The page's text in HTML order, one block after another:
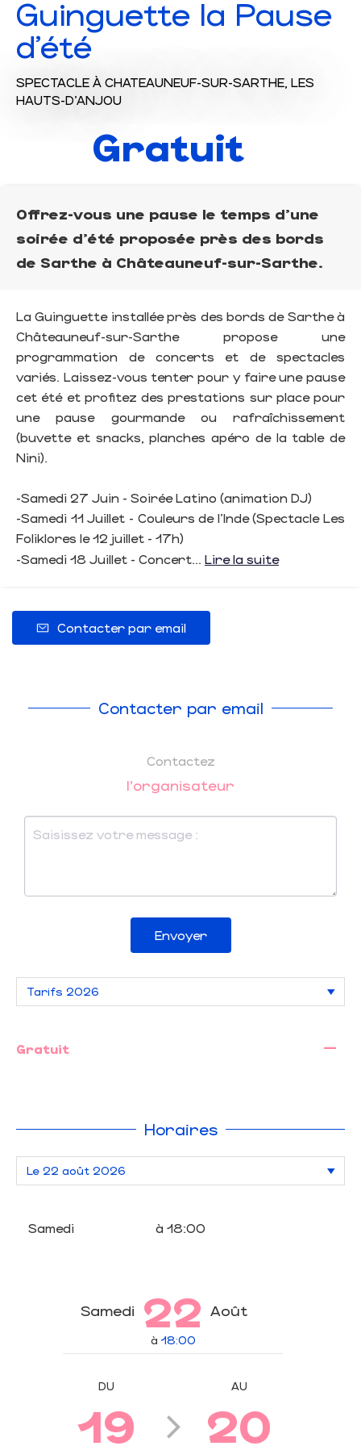
Guinguette la Pause
d'été
SPECTACLE À CHATEAUNEUF-SUR-SARTHE, LES
HAUTS-D'ANJOU
Gratuit
Offrez-vous une pause le temps d'une
soirée d'été proposée près des bords
de Sarthe à Châteauneuf-sur-Sarthe.
La Guinguette installée près des bords de Sarthe à
Châteauneuf-sur-Sarthe propose une
programmation de concerts et de spectacles
variés. Laissez-vous tenter pour y faire une pause
cet été et profitez des prestations sur place pour
une pause gourmande ou rafraîchissement
(buvette et snacks, planches apéro de la table de
Nini).
-Samedi 27 Juin - Soirée Latino (animation DJ)
-Samedi 11 Juillet - Couleurs de l'Inde (Spectacle Les
Foliklores le 12 juillet - 17h)
-Samedi 18 Juillet - Concert... Lire la suite
Contacter par email
Contacter par email
Contactez
l'organisateur
Envoyer
Gratuit —
Horaires
Samedi à 18:00
Samedi 22 Août
à 18:00
DU
19
AU
20